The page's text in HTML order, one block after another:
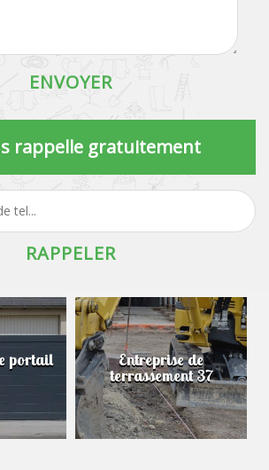
rappelle gratuitement
portail Entreprise de
terrassement 37